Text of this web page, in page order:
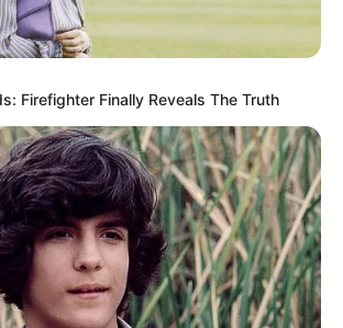
Firefighter Finally Reveals The Truth